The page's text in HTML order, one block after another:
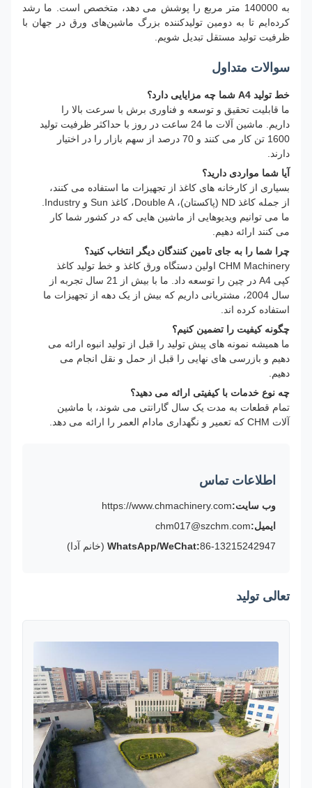
به 140000 متر مربع را پوشش می دهد، متخصص است. ما رشد
کرده‌ایم تا به دومین تولیدکننده بزرگ ماشین‌های ورق در جهان با
ظرفیت تولید مستقل تبدیل شویم.
سوالات متداول
خط تولید A4 شما چه مزایایی دارد؟
ما قابلیت تحقیق و توسعه و فناوری برش با سرعت بالا را
داریم. ماشین آلات ما 24 ساعت در روز با حداکثر ظرفیت تولید
1600 تن کار می کنند و 70 درصد از سهم بازار را در اختیار
آیا شما مواردی دارید؟
بسیاری از کارخانه های کاغذ از تجهیزات ما استفاده می کنند،
از جمله کاغذ ND (پاکستان)، Double A، کاغذ Sun و Industry.
ما می توانیم ویدیوهایی از ماشین هایی که در کشور شما کار
می کنند ارائه دهیم.
چرا شما را به جای تامین کنندگان دیگر انتخاب کنید؟
CHM Machinery اولین دستگاه ورق کاغذ و خط تولید کاغذ
کپی A4 در چین را توسعه داد. ما با بیش از 21 سال تجربه از
سال 2004، مشتریانی داریم که بیش از یک دهه از تجهیزات ما
استفاده کرده اند.
چگونه کیفیت را تضمین کنیم؟
ما همیشه نمونه های پیش تولید را قبل از تولید انبوه ارائه می
دهیم و بازرسی های نهایی را قبل از حمل و نقل انجام می
چه نوع خدمات با کیفیتی ارائه می دهید؟
تمام قطعات به مدت یک سال گارانتی می شوند، با ماشین
اطلاعات تماس
وب سایت:https://www.chmachinery.com
chm017@szchm.com
WhatsApp/WeChat:86-13215242947 (خانم آدا)
تعالی تولید